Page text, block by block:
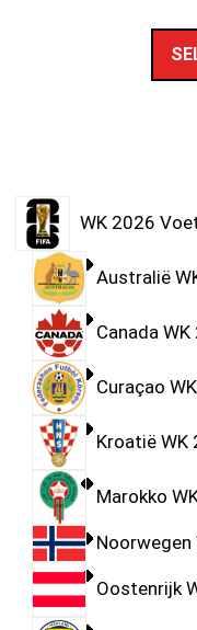
WK 2026
Australië
Canada
Curaçao
Kroatië
Marokko
Oostenrijk